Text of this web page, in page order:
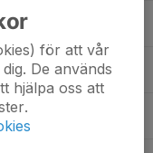
för att vår
De används
hjälpa oss att